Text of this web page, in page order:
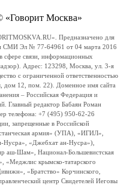
«Говорит Москва»
Предназначено для
СМИ Эл № 77-64961 от 04 марта 2016
сфере связи, информационных
Адрес: 123298, Москва, ул. 3-я
с ограниченной ответственностью
12, пом. 22). Доменное имя сайта
– Российская Федерация и
Главный редактор Бабаян Роман
телефона: +7 (495) 950-62-26
запрещенные в Российской
армия» (УПА), «ИГИЛ»,
«Джебхат ан-Нусра»),
аш-Шам», Национал-Большевистская
крымско-татарского
«Братство» Корчинского,
центр Свидетелей Иеговы